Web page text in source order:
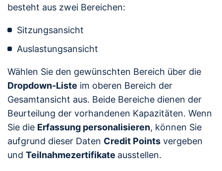
besteht aus zwei Bereichen:
Sitzungsansicht
Auslastungsansicht
Wählen Sie den gewünschten Bereich über die
Dropdown-Liste im oberen Bereich der
Gesamtansicht aus. Beide Bereiche dienen der
Beurteilung der vorhandenen Kapazitäten. Wenn
Sie die Erfassung personalisieren, können Sie
aufgrund dieser Daten Credit Points vergeben
und Teilnahmezertifikate ausstellen.